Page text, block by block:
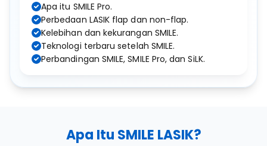
Apa itu SMILE Pro.
Perbedaan LASIK flap dan non-flap.
Kelebihan dan kekurangan SMILE.
Teknologi terbaru setelah SMILE.
Perbandingan SMILE, SMILE Pro, dan SiLK.
Apa Itu SMILE LASIK?